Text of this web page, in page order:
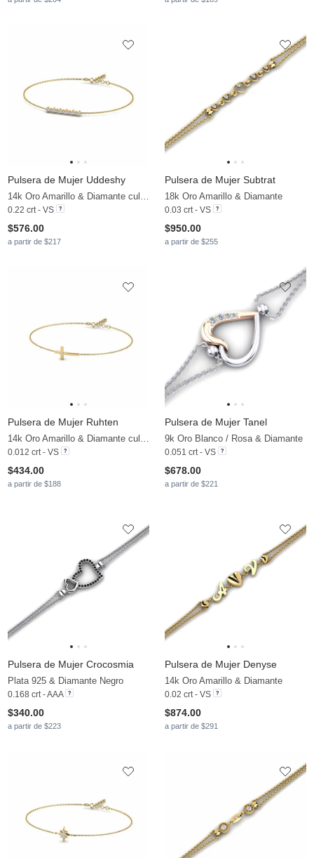
Pulsera de Mujer Uddeshy
14k Oro Amarillo & Diamante cultivado en laboratorio
0.22 crt - VS
$576.00
a partir de $217
Pulsera de Mujer Subtrat
18k Oro Amarillo & Diamante
0.03 crt - VS
$950.00
a partir de $255
Pulsera de Mujer Ruhten
14k Oro Amarillo & Diamante cultivado en laboratorio
0.012 crt - VS
$434.00
a partir de $188
Pulsera de Mujer Tanel
9k Oro Blanco / Rosa & Diamante
0.051 crt - VS
$678.00
a partir de $221
Pulsera de Mujer Crocosmia
Plata 925 & Diamante Negro
0.168 crt - AAA
$340.00
a partir de $223
Pulsera de Mujer Denyse
14k Oro Amarillo & Diamante
0.02 crt - VS
$874.00
a partir de $291